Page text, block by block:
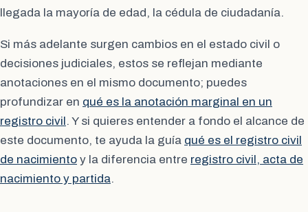
llegada la mayoría de edad, la cédula de ciudadanía.
Si más adelante surgen cambios en el estado civil o
decisiones judiciales, estos se reflejan mediante
anotaciones en el mismo documento; puedes
profundizar en qué es la anotación marginal en un
registro civil . Y si quieres entender a fondo el alcance de
este documento, te ayuda la guía qué es el registro civil
de nacimiento y la diferencia entre registro civil, acta de
nacimiento y partida.